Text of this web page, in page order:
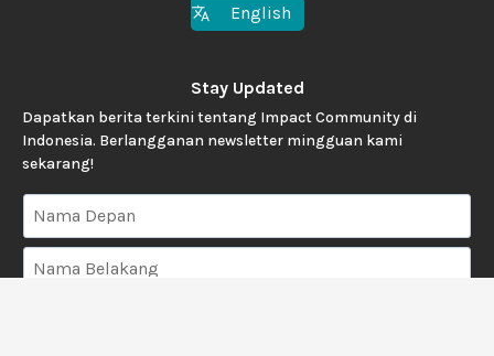
English
Stay Updated
Dapatkan berita terkini tentang Impact Community di
Indonesia. Berlangganan newsletter mingguan kami
sekarang!